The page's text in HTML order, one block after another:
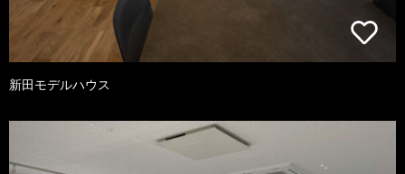
新田モデルハウス